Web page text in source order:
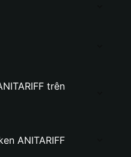
trên
ANITARIFF